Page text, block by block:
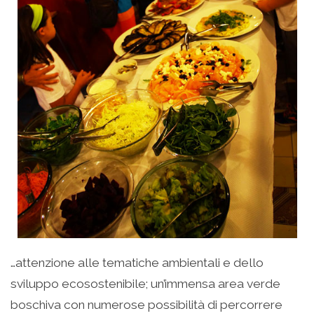
…attenzione alle tematiche ambientali e dello
sviluppo ecosostenibile; un’immensa area verde
boschiva con numerose possibilità di percorrere